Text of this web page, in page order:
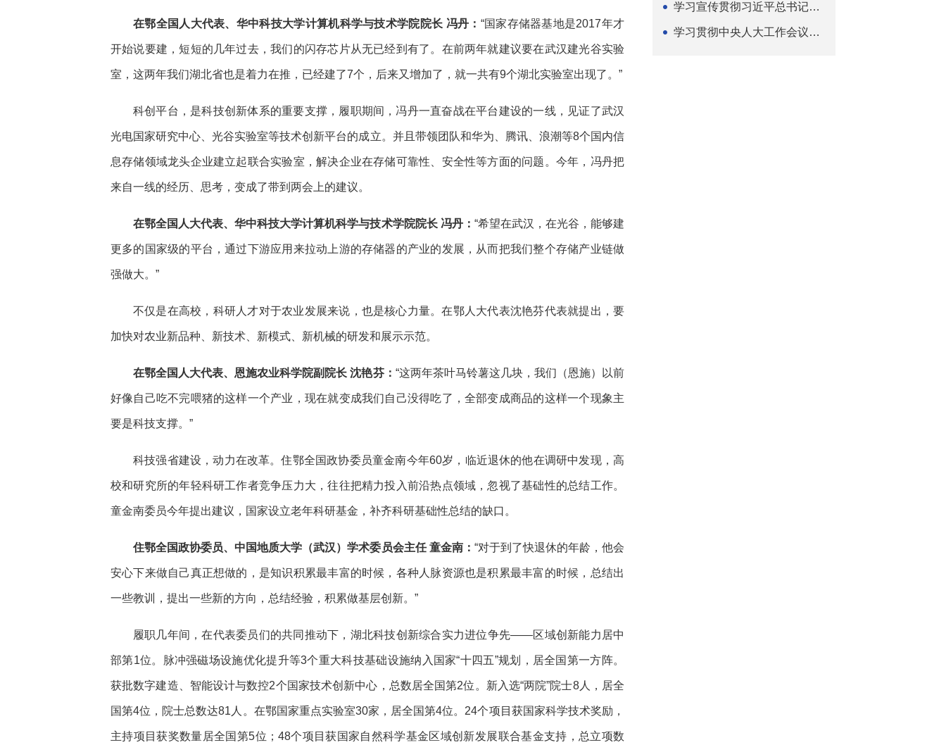
在鄂全国人大代表、华中科技大学计算机科学与技术学院院长 冯丹： “国家存储器基地是2017年才
开始说要建，短短的几年过去，我们的闪存芯片从无已经到有了。在前两年就建议要在武汉建光谷实验
室，这两年我们湖北省也是着力在推，已经建了7个，后来又增加了，就一共有9个湖北实验室出现了。”
科创平台，是科技创新体系的重要支撑，履职期间，冯丹一直奋战在平台建设的一线，见证了武汉
光电国家研究中心、光谷实验室等技术创新平台的成立。并且带领团队和华为、腾讯、浪潮等8个国内信
息存储领域龙头企业建立起联合实验室，解决企业在存储可靠性、安全性等方面的问题。今年，冯丹把
来自一线的经历、思考，变成了带到两会上的建议。
在鄂全国人大代表、华中科技大学计算机科学与技术学院院长 冯丹： “希望在武汉，在光谷，能够建
更多的国家级的平台，通过下游应用来拉动上游的存储器的产业的发展，从而把我们整个存储产业链做
强做大。”
不仅是在高校，科研人才对于农业发展来说，也是核心力量。在鄂人大代表沈艳芬代表就提出，要
加快对农业新品种、新技术、新模式、新机械的研发和展示示范。
在鄂全国人大代表、恩施农业科学院副院长 沈艳芬： “这两年茶叶马铃薯这几块，我们（恩施）以前
好像自己吃不完喂猪的这样一个产业，现在就变成我们自己没得吃了，全部变成商品的这样一个现象主
要是科技支撑。”
科技强省建设，动力在改革。住鄂全国政协委员童金南今年60岁，临近退休的他在调研中发现，高
校和研究所的年轻科研工作者竞争压力大，往往把精力投入前沿热点领域，忽视了基础性的总结工作。
童金南委员今年提出建议，国家设立老年科研基金，补齐科研基础性总结的缺口。
住鄂全国政协委员、中国地质大学（武汉）学术委员会主任 童金南： “对于到了快退休的年龄，他会
安心下来做自己真正想做的，是知识积累最丰富的时候，各种人脉资源也是积累最丰富的时候，总结出
一些教训，提出一些新的方向，总结经验，积累做基层创新。”
履职几年间，在代表委员们的共同推动下，湖北科技创新综合实力进位争先——区域创新能力居中
部第1位。脉冲强磁场设施优化提升等3个重大科技基础设施纳入国家“十四五”规划，居全国第一方阵。
获批数字建造、智能设计与数控2个国家技术创新中心，总数居全国第2位。新入选“两院”院士8人，居全
国第4位，院士总数达81人。在鄂国家重点实验室30家，居全国第4位。24个项目获国家科学技术奖励，
主持项目获奖数量居全国第5位；48个项目获国家自然科学基金区域创新发展联合基金支持，总立项数
学习宣传贯彻习近平总书记关于坚持
学习贯彻中央人大工作会议精神